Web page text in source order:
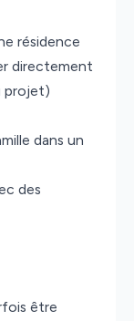
résidence
directement
projet)
dans un
des
être